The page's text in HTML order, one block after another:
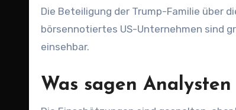
Die Beteiligung der Trump-Familie über
börsennotiertes US-Unternehmen sind
einsehbar.
Was sagen